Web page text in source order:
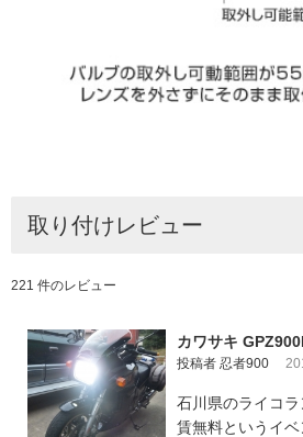
取り付けレビュー
221 件のレビュー
カワサキ
投稿者 忍者900
石川県のライコ
賃無料というイ